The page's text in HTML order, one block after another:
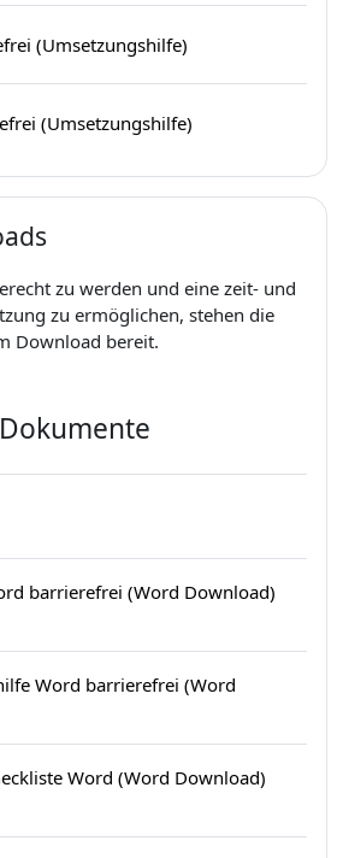
(Umsetzungshilfe)
(Umsetzungshilfe)
zu werden und eine zeit- und
zu ermöglichen, stehen die
Download bereit.
barrierefrei (Word Download)
Word barrierefrei (Word
Word (Word Download)